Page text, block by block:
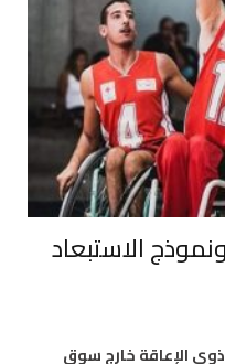
الاستبعاد
ذوي الإعاقة خارج سوق